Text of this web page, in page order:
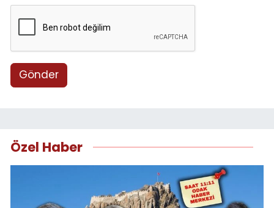
Gönder
Özel Haber